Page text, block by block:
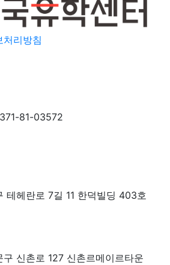
처리방침
81-03572
테헤란로 7길 11 한덕빌딩 403호
신촌로 127 신촌르메이르타운